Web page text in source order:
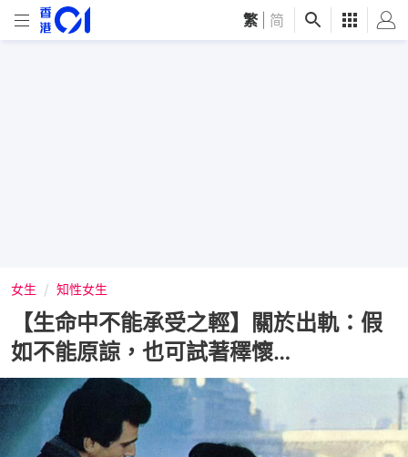
繁 简
女生 知性女生
【生命中不能承受之輕】關於出軌：假
如不能原諒，也可試著䆁懷…